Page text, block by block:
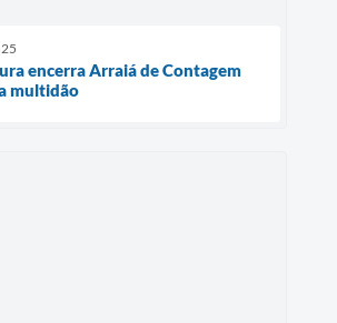
encerra Arraiá de Contagem
multidão